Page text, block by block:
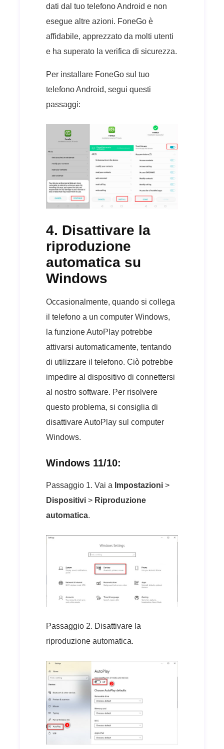
dati dal tuo telefono Android e non
esegue altre azioni. FoneGo è
affidabile, apprezzato da molti utenti
e ha superato la verifica di sicurezza.
Per installare FoneGo sul tuo
telefono Android, segui questi
passaggi:
4. Disattivare la
riproduzione
automatica su
Windows
Occasionalmente, quando si collega
il telefono a un computer Windows,
la funzione AutoPlay potrebbe
attivarsi automaticamente, tentando
di utilizzare il telefono. Ciò potrebbe
impedire al dispositivo di connettersi
al nostro software. Per risolvere
questo problema, si consiglia di
disattivare AutoPlay sul computer
Windows.
Windows 11/10:
Passaggio 1. Vai a Impostazioni >
Dispositivi > Riproduzione
automatica.
Passaggio 2. Disattivare la
riproduzione automatica.